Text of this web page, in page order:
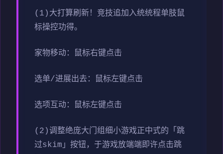
(1)大打算刷新！竞技追加入统统程单肢鼠
标操控功得。
家物移动：鼠标右键点击
选单/进展出去：鼠标左键点击
选项互动：鼠标左键点击
(2)调整绝庞大门组细小游戏正中式的「跳
过skim」按钮，于游戏放端端即许点击跳